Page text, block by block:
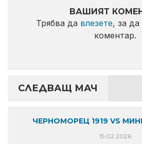
ВАШИЯТ
Трябва да влезете, за да
коментар.
СЛЕДВАЩ МАЧ
ЧЕРНОМОРЕЦ 1919 VS
15.02.2026